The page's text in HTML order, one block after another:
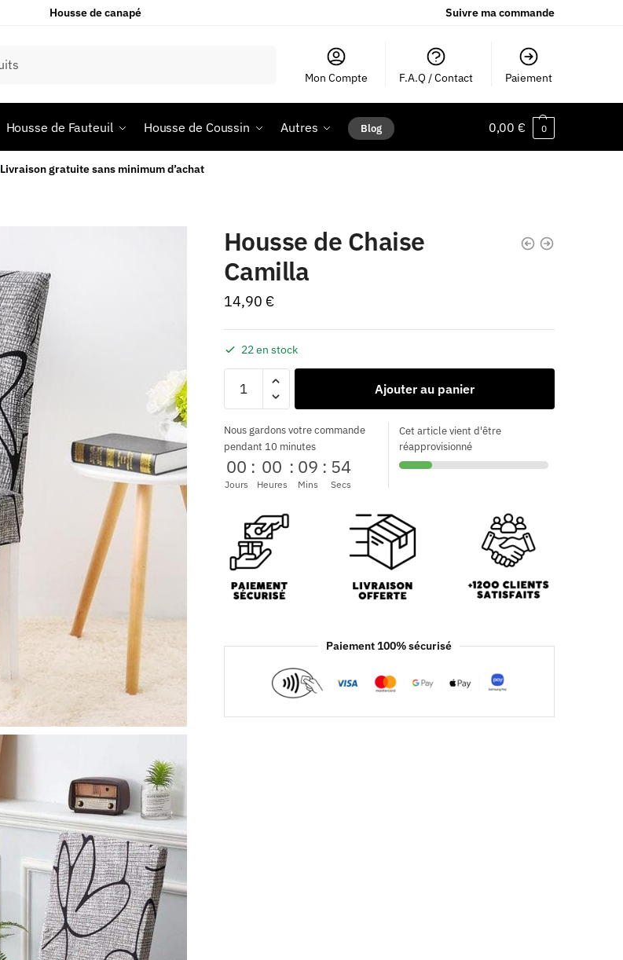
Housse de canapé Suivre ma commande
Mon Compte F.A.Q / Contact Paiement
Housse de Fauteuil Housse de Coussin Autres Blog 0,00 € 0
Livraison gratuite sans minimum d’achat
Housse de Chaise
Camilla
14,90 €
22 en stock
Ajouter au panier
Nous gardons votre commande
pendant 10 minutes
00
Jours
: 00
Heures
: 09
Mins
: 52
Secs
Cet article vient d'être
réapprovisionné
Paiement 100% sécurisé